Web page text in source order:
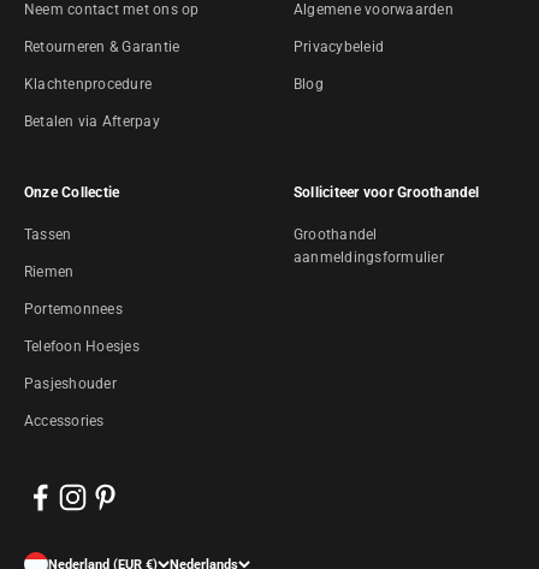
Neem contact met ons op
Retourneren & Garantie
Klachtenprocedure
Betalen via Afterpay
Algemene voorwaarden
Privacybeleid
Blog
Onze Collectie
Tassen
Riemen
Portemonnees
Telefoon Hoesjes
Pasjeshouder
Accessories
Solliciteer voor Groothandel
Groothandel
aanmeldingsformulier
Nederland (EUR €) Nederlands